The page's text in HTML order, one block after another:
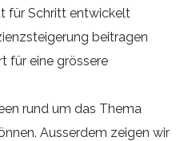
für Schritt entwickelt
beitragen
für eine grössere
rund um das Thema
Ausserdem zeigen wir